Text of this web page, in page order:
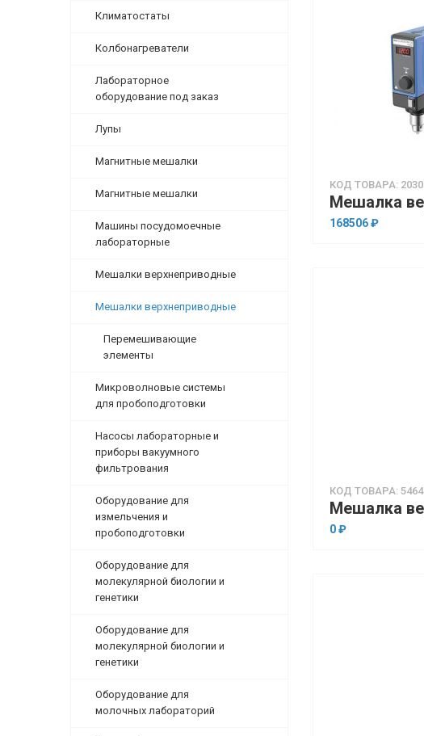
Климатостаты
Колбонагреватели
Лабораторное
оборудование под заказ
Лупы
Магнитные мешалки
Магнитные мешалки
Машины посудомоечные
лабораторные
Мешалки верхнеприводные
Мешалки верхнеприводные
Перемешивающие
элементы
Микроволновые системы
для пробоподготовки
Насосы лабораторные и
приборы вакуумного
фильтрования
Оборудование для
измельчения и
пробоподготовки
Оборудование для
молекулярной биологии и
генетики
Оборудование для
молекулярной биологии и
генетики
Оборудование для
молочных лабораторий
КОД ТОВАРА: 2030
168506 ₽
КОД ТОВАРА: 5464
0 ₽